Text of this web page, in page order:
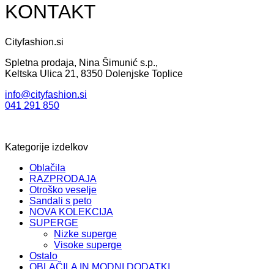
KONTAKT
Cityfashion.si
Spletna prodaja, Nina Šimunić s.p.,
Keltska Ulica 21, 8350 Dolenjske Toplice
info@cityfashion.si
041 291 850
Kategorije izdelkov
Oblačila
RAZPRODAJA
Otroško veselje
Sandali s peto
NOVA KOLEKCIJA
SUPERGE
Nizke superge
Visoke superge
Ostalo
OBLAČILA IN MODNI DODATKI